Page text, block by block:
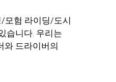
모험 라이딩/도시
습니다. 우리는
와 드라이버의